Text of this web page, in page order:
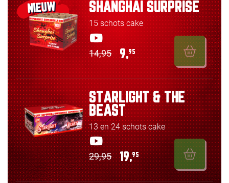
NIEUW SHANGHAI SURPRISE
15 schots cake
14,95 9,95
STARLIGHT & THE
BEAST
13 en 24 schots cake
29,95 19,95